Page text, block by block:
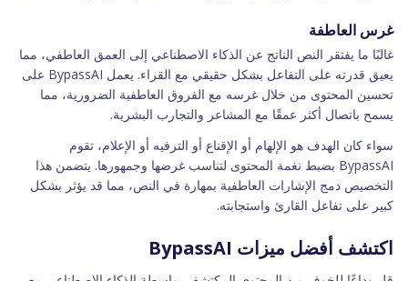
غرس العاطفة
غالبًا ما يفتقر النص الناتج عن الذكاء الاصطناعي إلى العمق العاطفي، مما
يعيق قدرته على التفاعل بشكل حقيقي مع القراء. يعمل BypassAI على
تحسين المحتوى من خلال غرسه مع الفروق العاطفية الضرورية، مما
يسمح باتصال أكثر عمقًا مع المشاعر والتجارب البشرية.
سواء كان الهدف هو الإلهام أو الإقناع أو الترفيه أو الإعلام، تقوم
BypassAI بضبط نغمة المحتوى لتناسب غرضها وجمهورها. يتضمن هذا
التخصيص دمج الإشارات العاطفية بمهارة في النص، مما قد يؤثر بشكل
كبير على تفاعل القارئ واستجابته.
اكتشف أفضل ميزات BypassAI